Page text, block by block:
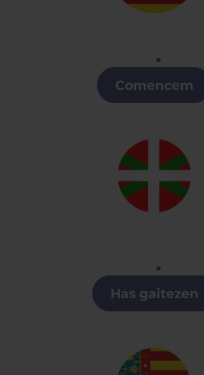
Clases de Collado
Comencem
Clases de Collado
Has gaitezen